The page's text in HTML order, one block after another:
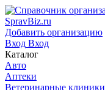
SpravBiz.ru
Добавить организацию
Вход Вход
Каталог
Авто
Аптеки
Ветеринарные клиники